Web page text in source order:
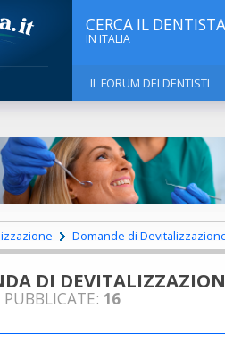
CERCA IL DENTISTA
IN ITALIA
IL FORUM DEI DENTISTI
Domande di
DI
PUBBLICATE: 16